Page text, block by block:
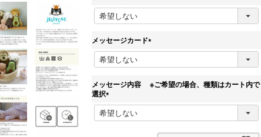
(
必
須
)
メッセージカード
(
須
メッセージ内容 ※ご希望の場合、種類はカート内で
選択
(
必
須